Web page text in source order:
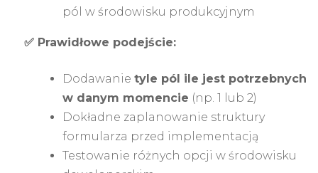
pól w środowisku produkcyjnym
✅ Prawidłowe podejście:
Dodawanie tyle pól ile jest potrzebnych
w danym momencie (np. 1 lub 2)
Dokładne zaplanowanie struktury
formularza przed implementacją
Testowanie różnych opcji w środowisku